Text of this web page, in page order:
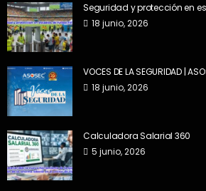
Seguridad y protección en
18 junio, 2026
VOCES DE LA SEGURIDAD |
18 junio, 2026
Calculadora Salarial 360
5 junio, 2026